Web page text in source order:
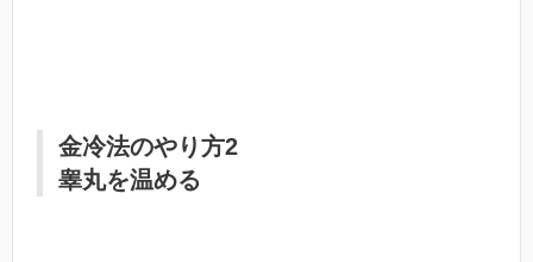
金冷法のやり方2
睾丸を温める